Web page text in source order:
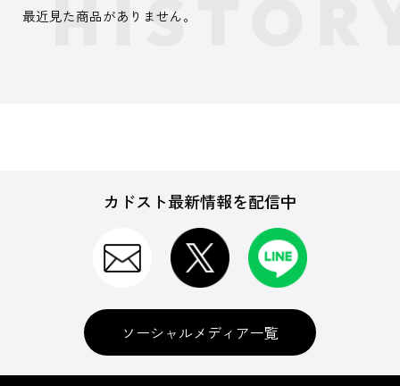
最近見た商品がありません。
カドスト最新情報を配信中
ソーシャルメディア一覧